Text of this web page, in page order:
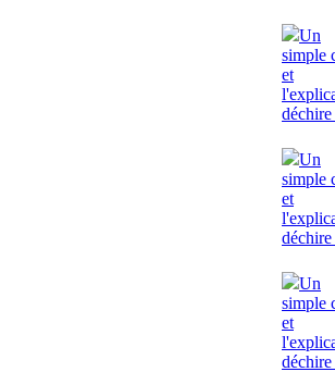
Un
simple
et
déchire
Un
simple
et
déchire
Un
simple
et
déchire